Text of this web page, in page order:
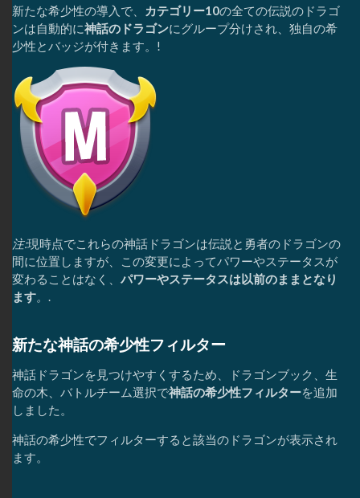
新たな希少性の導入で、 カテゴリー10の全ての伝説のドラゴ
ンは自動的に神話のドラゴンにグループ分けされ、独自の希
少性とバッジが付きます。!
注:現時点でこれらの神話ドラゴンは伝説と勇者のドラゴンの
間に位置しますが、この変更によってパワーやステータスが
変わることはなく、 パワーやステータスは以前のままとなり
ます。 .
新たな神話の希少性フィルター
神話ドラゴンを見つけやすくするため、ドラゴンブック、生
命の木、バトルチーム選択で神話の希少性フィルターを追加
しました。
神話の希少性でフィルターすると該当のドラゴンが表示され
ます。